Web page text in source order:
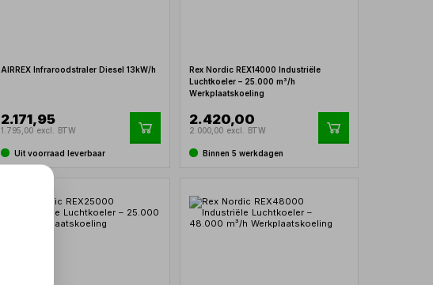
AIRREX Infraroodstraler Diesel 13kW/h
2.171,95
1.795,00 excl. BTW
Uit voorraad leverbaar
Rex Nordic REX14000 Industriële
Luchtkoeler – 25.000 m³/h
Werkplaatskoeling
2.420,00
2.000,00 excl. BTW
Binnen 5 werkdagen